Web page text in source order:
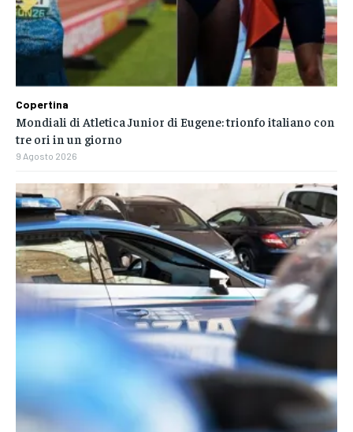
Copertina
Mondiali di Atletica Junior di Eugene: trionfo italiano con
tre ori in un giorno
9 Agosto 2026